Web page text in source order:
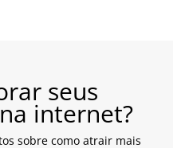
seus
internet?
sobre como atrair mais